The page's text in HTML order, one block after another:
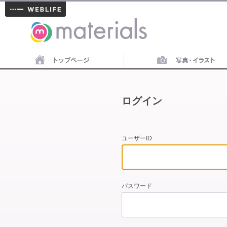
materials
ログイン
ユーザーID
パスワード